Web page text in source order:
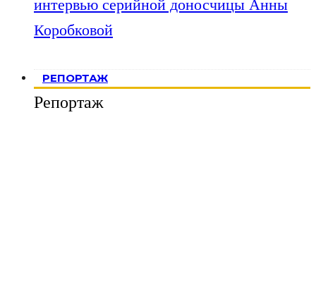
интервью серийной доносчицы Анны
Коробковой
РЕПОРТАЖ
Репортаж